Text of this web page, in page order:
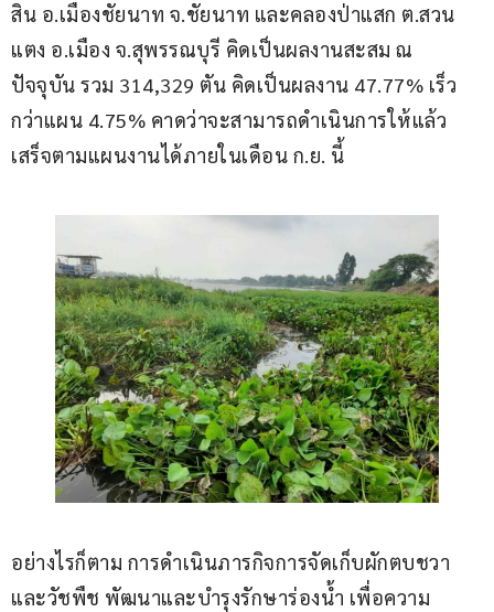
สิน อ.เมืองชัยนาท จ.ชัยนาท และคลองป่าแสก ต.สวน
แตง อ.เมือง จ.สุพรรณบุรี คิดเป็นผลงานสะสม ณ
ปัจจุบัน รวม 314,329 ตัน คิดเป็นผลงาน 47.77% เร็ว
กว่าแผน 4.75% คาดว่าจะสามารถดำเนินการให้แล้ว
เสร็จตามแผนงานได้ภายในเดือน ก.ย. นี้
อย่างไรก็ตาม การดำเนินภารกิจการจัดเก็บผักตบชวา
และวัชพืช พัฒนาและบำรุงรักษาร่องน้ำ เพื่อความ